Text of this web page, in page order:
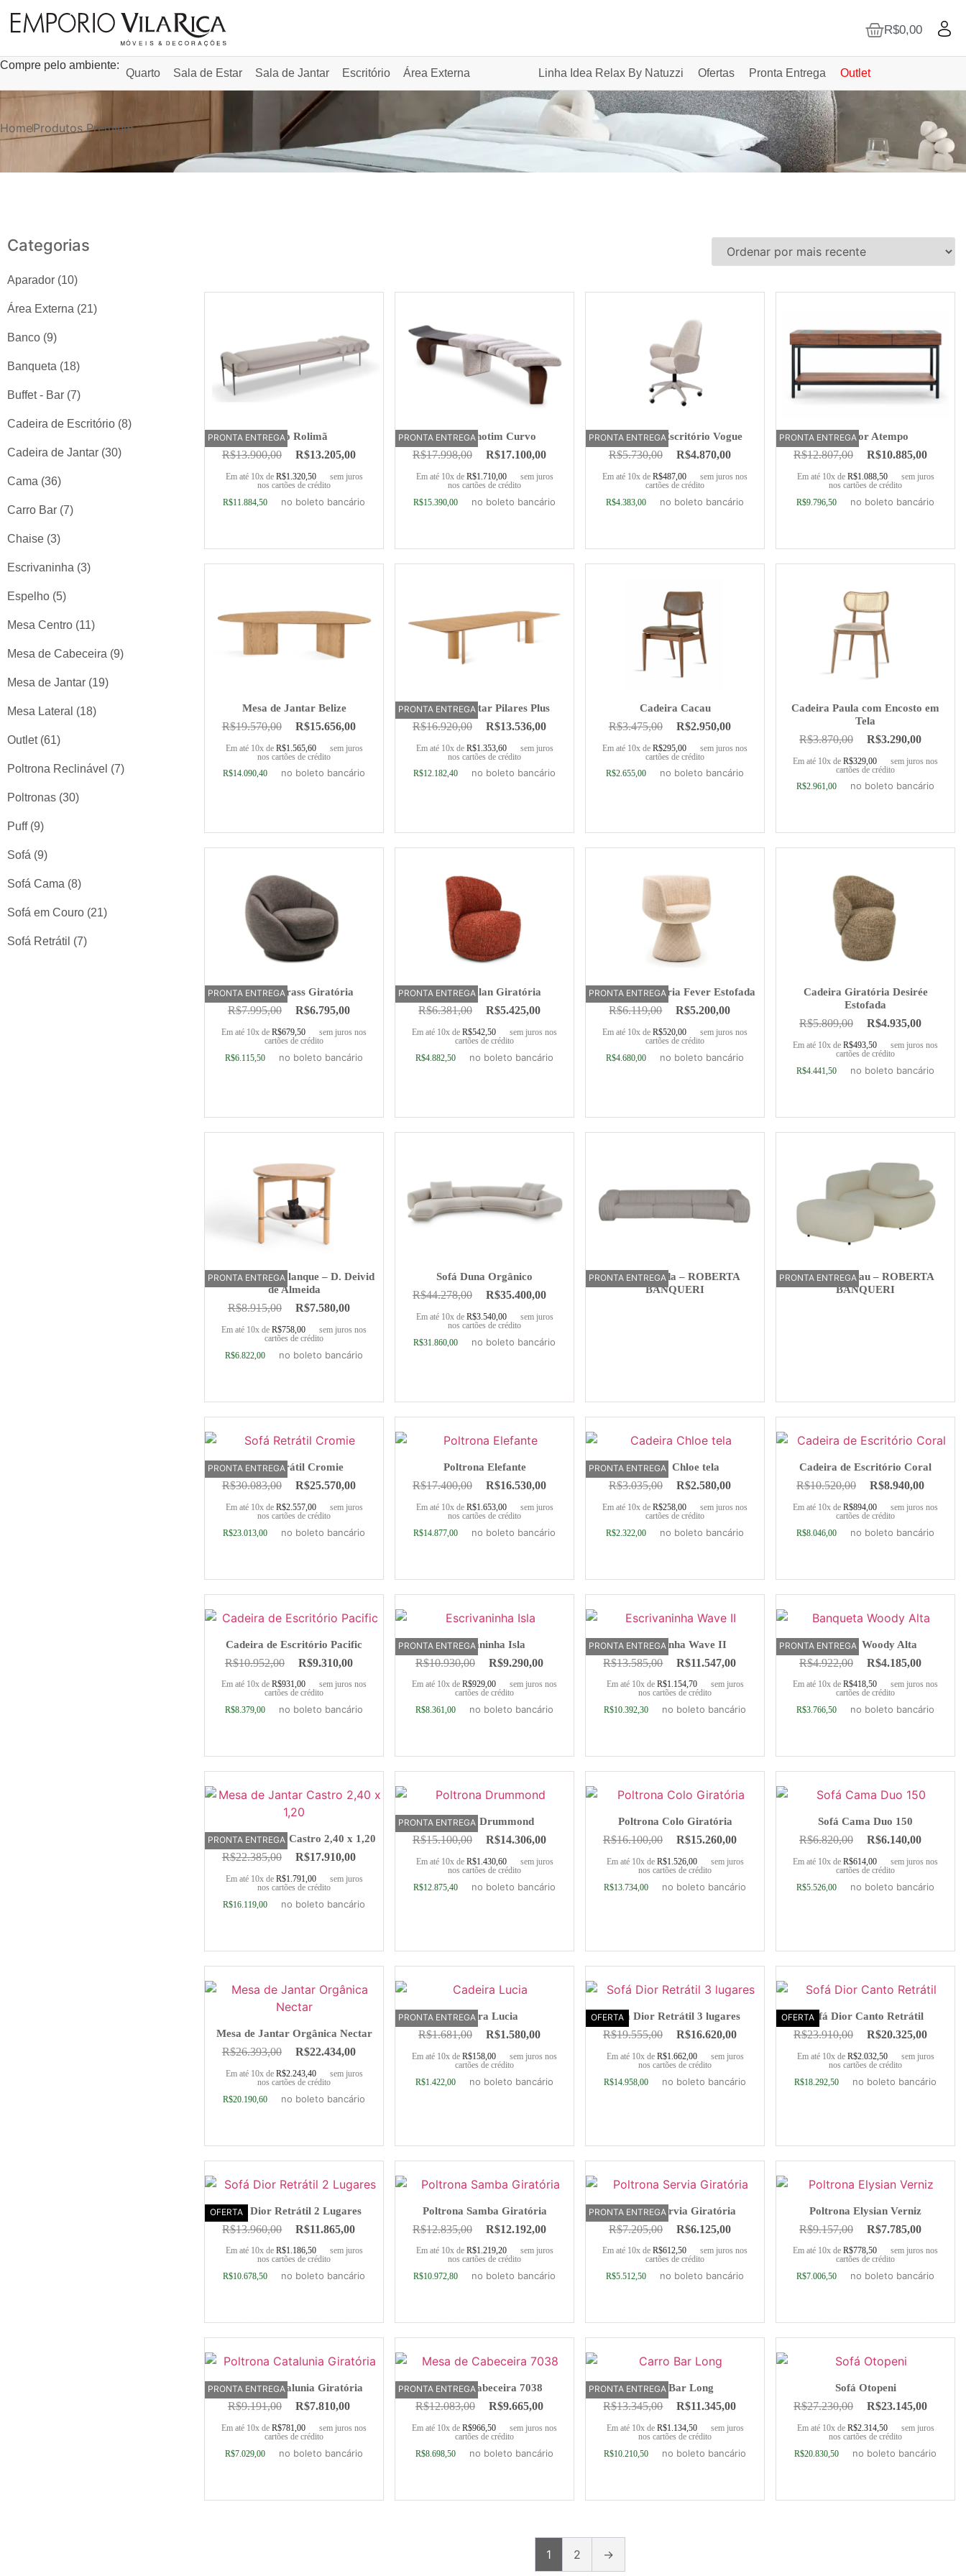
R$0,00
Compre pelo ambiente:
Quarto Sala de Estar Sala de Jantar Escritório Área Externa Linha Idea Relax By Natuzzi Ofertas Pronta Entrega Outlet
HomeProdutos Premium
Categorias
Aparador (10)
Área Externa (21)
Banco (9)
Banqueta (18)
Buffet - Bar (7)
Cadeira de Escritório (8)
Cadeira de Jantar (30)
Cama (36)
Carro Bar (7)
Chaise (3)
Escrivaninha (3)
Espelho (5)
Mesa Centro (11)
Mesa de Cabeceira (9)
Mesa de Jantar (19)
Mesa Lateral (18)
Outlet (61)
Poltrona Reclinável (7)
Poltronas (30)
Puff (9)
Sofá (9)
Sofá Cama (8)
Sofá em Couro (21)
Sofá Retrátil (7)
PRONTA ENTREGABanco Rolimã
R$13.900,00 R$13.205,00
Em até 10x de R$1.320,50
sem juros
nos cartões de crédito
R$11.884,50 no boleto bancário
PRONTA ENTREGABanco Inhotim Curvo
R$17.998,00 R$17.100,00
Em até 10x de R$1.710,00
sem juros
nos cartões de crédito
R$15.390,00 no boleto bancário
PRONTA ENTREGA
Cadeira de Escritório Vogue
R$5.730,00 R$4.870,00
Em até 10x deR$487,00
sem juros nos
cartões de crédito
R$4.383,00 no boleto bancário
PRONTA ENTREGAAparador Atempo
R$12.807,00 R$10.885,00
Em até 10x de R$1.088,50
sem juros
nos cartões de crédito
R$9.796,50 no boleto bancário
Mesa de Jantar Belize
R$19.570,00 R$15.656,00
Em até 10x de R$1.565,60
sem juros
nos cartões de crédito
R$14.090,40 no boleto bancário
PRONTA ENTREGA
Mesa de Jantar Pilares Plus
R$16.920,00 R$13.536,00
Em até 10x de R$1.353,60
sem juros
nos cartões de crédito
R$12.182,40 no boleto bancário
Cadeira Cacau
R$3.475,00 R$2.950,00
Em até 10x deR$295,00
sem juros nos
cartões de crédito
R$2.655,00 no boleto bancário
Cadeira Paula com Encosto em
Tela
R$3.870,00 R$3.290,00
Em até 10x deR$329,00
sem juros nos
cartões de crédito
R$2.961,00 no boleto bancário
PRONTA ENTREGA
Poltrona Brass Giratória
R$7.995,00 R$6.795,00
Em até 10x deR$679,50
sem juros nos
cartões de crédito
R$6.115,50 no boleto bancário
PRONTA ENTREGA
Poltrona Elan Giratória
R$6.381,00 R$5.425,00
Em até 10x deR$542,50
sem juros nos
cartões de crédito
R$4.882,50 no boleto bancário
PRONTA ENTREGA
Cadeira Giratória Fever Estofada
R$6.119,00 R$5.200,00
Em até 10x deR$520,00
sem juros nos
cartões de crédito
R$4.680,00 no boleto bancário
Cadeira Giratória Desirée
Estofada
R$5.809,00 R$4.935,00
Em até 10x deR$493,50
sem juros nos
cartões de crédito
R$4.441,50 no boleto bancário
PRONTA ENTREGA
Mesa lateral Palanque – D. Deivid
de Almeida
R$8.915,00 R$7.580,00
Em até 10x deR$758,00
sem juros nos
cartões de crédito
R$6.822,00 no boleto bancário
Sofá Duna Orgânico
R$44.278,00 R$35.400,00
Em até 10x de R$3.540,00
sem juros
nos cartões de crédito
R$31.860,00 no boleto bancário
PRONTA ENTREGA
Sofá Chapada – ROBERTA
BANQUERI
PRONTA ENTREGA
Poltrona Cacau – ROBERTA
BANQUERI
PRONTA ENTREGASofá Retrátil Cromie
R$30.083,00 R$25.570,00
Em até 10x de R$2.557,00
sem juros
nos cartões de crédito
R$23.013,00 no boleto bancário
Poltrona Elefante
R$17.400,00 R$16.530,00
Em até 10x de R$1.653,00
sem juros
nos cartões de crédito
R$14.877,00 no boleto bancário
PRONTA ENTREGACadeira Chloe tela
R$3.035,00 R$2.580,00
Em até 10x deR$258,00
sem juros nos
cartões de crédito
R$2.322,00 no boleto bancário
Cadeira de Escritório Coral
R$10.520,00 R$8.940,00
Em até 10x deR$894,00
sem juros nos
cartões de crédito
R$8.046,00 no boleto bancário
Cadeira de Escritório Pacific
R$10.952,00 R$9.310,00
Em até 10x deR$931,00
sem juros nos
cartões de crédito
R$8.379,00 no boleto bancário
PRONTA ENTREGAEscrivaninha Isla
R$10.930,00 R$9.290,00
Em até 10x deR$929,00
sem juros nos
cartões de crédito
R$8.361,00 no boleto bancário
PRONTA ENTREGAEscrivaninha Wave II
R$13.585,00 R$11.547,00
Em até 10x de R$1.154,70
sem juros
nos cartões de crédito
R$10.392,30 no boleto bancário
PRONTA ENTREGABanqueta Woody Alta
R$4.922,00 R$4.185,00
Em até 10x deR$418,50
sem juros nos
cartões de crédito
R$3.766,50 no boleto bancário
PRONTA ENTREGA
Mesa de Jantar Castro 2,40 x 1,20
R$22.385,00 R$17.910,00
Em até 10x de R$1.791,00
sem juros
nos cartões de crédito
R$16.119,00 no boleto bancário
PRONTA ENTREGAPoltrona Drummond
R$15.100,00 R$14.306,00
Em até 10x de R$1.430,60
sem juros
nos cartões de crédito
R$12.875,40 no boleto bancário
Poltrona Colo Giratória
R$16.100,00 R$15.260,00
Em até 10x de R$1.526,00
sem juros
nos cartões de crédito
R$13.734,00 no boleto bancário
Sofá Cama Duo 150
R$6.820,00 R$6.140,00
Em até 10x deR$614,00
sem juros nos
cartões de crédito
R$5.526,00 no boleto bancário
Mesa de Jantar Orgânica Nectar
R$26.393,00 R$22.434,00
Em até 10x de R$2.243,40
sem juros
nos cartões de crédito
R$20.190,60 no boleto bancário
PRONTA ENTREGACadeira Lucia
R$1.681,00 R$1.580,00
Em até 10x deR$158,00
sem juros nos
cartões de crédito
R$1.422,00 no boleto bancário
OFERTASofá Dior Retrátil 3 lugares
R$19.555,00 R$16.620,00
Em até 10x de R$1.662,00
sem juros
nos cartões de crédito
R$14.958,00 no boleto bancário
OFERTASofá Dior Canto Retrátil
R$23.910,00 R$20.325,00
Em até 10x de R$2.032,50
sem juros
nos cartões de crédito
R$18.292,50 no boleto bancário
OFERTASofá Dior Retrátil 2 Lugares
R$13.960,00 R$11.865,00
Em até 10x de R$1.186,50
sem juros
nos cartões de crédito
R$10.678,50 no boleto bancário
Poltrona Samba Giratória
R$12.835,00 R$12.192,00
Em até 10x de R$1.219,20
sem juros
nos cartões de crédito
R$10.972,80 no boleto bancário
PRONTA ENTREGA
Poltrona Servia Giratória
R$7.205,00 R$6.125,00
Em até 10x deR$612,50
sem juros nos
cartões de crédito
R$5.512,50 no boleto bancário
Poltrona Elysian Verniz
R$9.157,00 R$7.785,00
Em até 10x deR$778,50
sem juros nos
cartões de crédito
R$7.006,50 no boleto bancário
PRONTA ENTREGA
Poltrona Catalunia Giratória
R$9.191,00 R$7.810,00
Em até 10x deR$781,00
sem juros nos
cartões de crédito
R$7.029,00 no boleto bancário
PRONTA ENTREGA
Mesa de Cabeceira 7038
R$12.083,00 R$9.665,00
Em até 10x deR$966,50
sem juros nos
cartões de crédito
R$8.698,50 no boleto bancário
PRONTA ENTREGACarro Bar Long
R$13.345,00 R$11.345,00
Em até 10x de R$1.134,50
sem juros
nos cartões de crédito
R$10.210,50 no boleto bancário
Sofá Otopeni
R$27.230,00 R$23.145,00
Em até 10x de R$2.314,50
sem juros
nos cartões de crédito
R$20.830,50 no boleto bancário
1 2 →